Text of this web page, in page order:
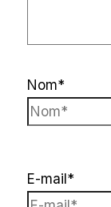
Nom*
E-mail*